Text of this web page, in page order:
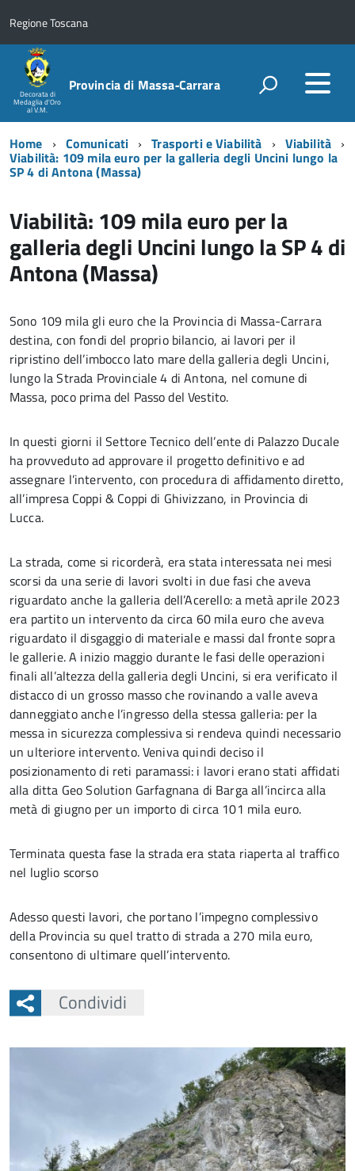
Regione Toscana
Decorata di
Medaglia d'Oro
al V.M.
Provincia di Massa‑Carrara
Home Comunicati Trasporti e Viabilità Viabilità
Viabilità: 109 mila euro per la galleria degli Uncini lungo la
SP 4 di Antona (Massa)
Viabilità: 109 mila euro per la
galleria degli Uncini lungo la SP 4 di
Antona (Massa)
Sono 109 mila gli euro che la Provincia di Massa-Carrara
destina, con fondi del proprio bilancio, ai lavori per il
ripristino dell’imbocco lato mare della galleria degli Uncini,
lungo la Strada Provinciale 4 di Antona, nel comune di
Massa, poco prima del Passo del Vestito.
In questi giorni il Settore Tecnico dell’ente di Palazzo Ducale
ha provveduto ad approvare il progetto definitivo e ad
assegnare l’intervento, con procedura di affidamento diretto,
all’impresa Coppi & Coppi di Ghivizzano, in Provincia di
Lucca.
La strada, come si ricorderà, era stata interessata nei mesi
scorsi da una serie di lavori svolti in due fasi che aveva
riguardato anche la galleria dell’Acerello: a metà aprile 2023
era partito un intervento da circa 60 mila euro che aveva
riguardato il disgaggio di materiale e massi dal fronte sopra
le gallerie. A inizio maggio durante le fasi delle operazioni
finali all’altezza della galleria degli Uncini, si era verificato il
distacco di un grosso masso che rovinando a valle aveva
danneggiato anche l’ingresso della stessa galleria: per la
messa in sicurezza complessiva si rendeva quindi necessario
un ulteriore intervento. Veniva quindi deciso il
posizionamento di reti paramassi: i lavori erano stati affidati
alla ditta Geo Solution Garfagnana di Barga all’incirca alla
metà di giugno per un importo di circa 101 mila euro.
Terminata questa fase la strada era stata riaperta al traffico
nel luglio scorso
Adesso questi lavori, che portano l’impegno complessivo
della Provincia su quel tratto di strada a 270 mila euro,
consentono di ultimare quell’intervento.
Condividi